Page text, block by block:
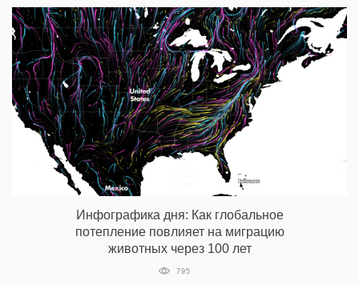
Инфографика дня: Как глобальное
потепление повлияет на миграцию
животных через 100 лет
795